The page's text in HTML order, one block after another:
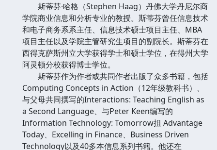
斯蒂芬·哈格（Stephen Haag）丹佛大学丹尼尔商
学院商业信息和分析专业的教授。斯蒂芬曾任信息技术
和电子商务系系主任、信息技术硕士项目主任、MBA
项目主任以及学院主管研究生项目的副院长。斯蒂芬在
西得克萨斯州立大学获得学士和硕士学位，在得州大学
阿灵顿分校获得博士学位。
斯蒂芬作为作者或共同作者出版了众多书籍，包括
Computing Concepts in Action（12年级教科书）、
与父母共同撰写的Interactions: Teaching English as
a Second Language、与Peter Keen编写的
Information Technology: Tomorrow抯 Advantage
Today、Excelling in Finance、Business Driven
Technology以及40多本信息系列书籍。他还在